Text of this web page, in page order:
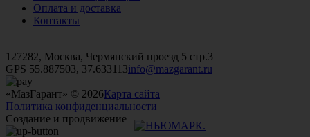
Оплата и доставка
Контакты
127282, Москва, Чермянский проезд 5 стр.3
GPS 55.887503, 37.633113info@mazgarant.ru
«МазГарант» © 2026Карта сайта
Политика конфиденциальности
Создание и продвижение